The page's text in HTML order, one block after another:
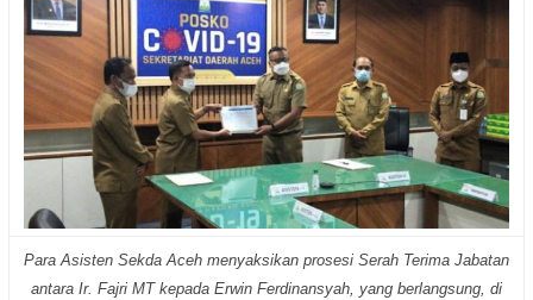
Para Asisten Sekda Aceh menyaksikan prosesi Serah Terima Jabatan
antara Ir. Fajri MT kepada Erwin Ferdinansyah, yang berlangsung, di